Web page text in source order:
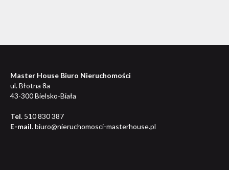
Master House Biuro Nieruchomości
ul. Błotna 8a
43-300 Bielsko-Biała
Tel. 510 830 387
E-mail. biuro@nieruchomosci-masterhouse.pl